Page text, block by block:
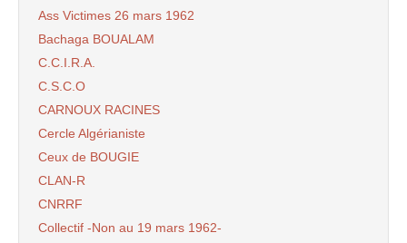
Ass Victimes 26 mars 1962
Bachaga BOUALAM
C.C.I.R.A.
C.S.C.O
CARNOUX RACINES
Cercle Algérianiste
Ceux de BOUGIE
CLAN-R
CNRRF
Collectif -Non au 19 mars 1962-